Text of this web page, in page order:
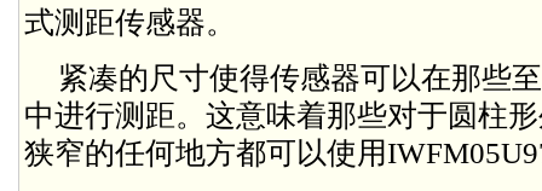
式测距传感器。
紧凑的尺寸使得传感器可以在那些
中进行测距。这意味着那些对于圆柱
狭窄的任何地方都可以使用